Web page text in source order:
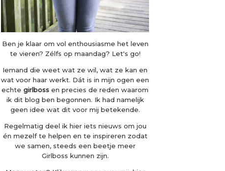
Ben je klaar om vol enthousiasme het leven
te vieren? Zélfs op maandag? Let's go!
Iemand die weet wat ze wil, wat ze kan en
wat voor haar werkt. Dát is in mijn ogen een
echte girlboss en precies de reden waarom
ik dit blog ben begonnen. Ik had namelijk
geen idee wat dit voor mij betekende.
Regelmatig deel ik hier iets nieuws om jou
én mezelf te helpen en te inspireren zodat
we samen, steeds een beetje meer
Girlboss kunnen zijn.